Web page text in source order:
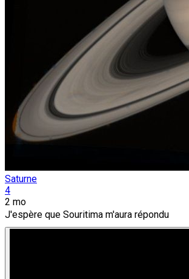
Saturne
4
2 mo
J'espère que Souritima m'aura répondu